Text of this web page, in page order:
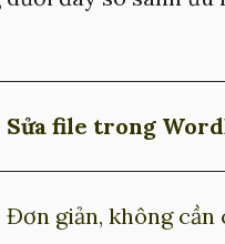
Sửa file trong
Đơn giản, không cần